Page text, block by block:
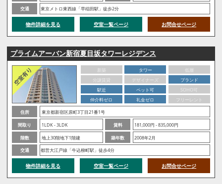
交通
東京メトロ東西線「早稲田駅」徒歩2分
物件詳細を見る 空室一覧ページ お問合せページ
プライムアーバン新宿夏目坂タワーレジデンス
新築 タワー
低層
分譲賃貸
デザイナーズ
ブランド
駅近
ペット可
SOHO可
仲介料ゼロ
礼金ゼロ
フリーレント
住所
東京都新宿区原町3丁目21番1号
間取り
1LDK - 3LDK 賃料
181,000円 - 835,000円
階数
地上30階地下1階建 築年数
2008年2月
交通
都営大江戸線「牛込柳町駅」徒歩4分
物件詳細を見る 空室一覧ページ お問合せページ